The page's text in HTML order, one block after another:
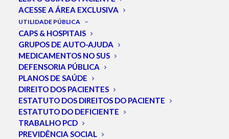
ACESSE A ÁREA EXCLUSIVA
UTILIDADE PÚBLICA
CAPS & HOSPITAIS
GRUPOS DE AUTO-AJUDA
MEDICAMENTOS NO SUS
DEFENSORIA PÚBLICA
PLANOS DE SAÚDE
DIREITO DOS PACIENTES
ESTATUTO DOS DIREITOS DO PACIENTE
ESTATUTO DO DEFICIENTE
TRABALHO PCD
PREVIDÊNCIA SOCIAL
Dia Mundial do
Transtorno Bipolar.